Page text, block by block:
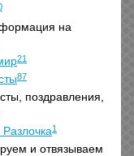
на
21
87
поздравления,
1
и отвязываем